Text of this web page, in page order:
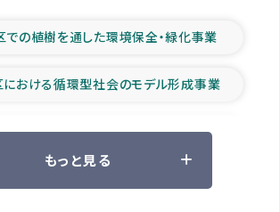
での植樹を通した環境保全・緑化事業
おける循環型社会のモデル形成事業
ツアー参加者の声
もっと見る